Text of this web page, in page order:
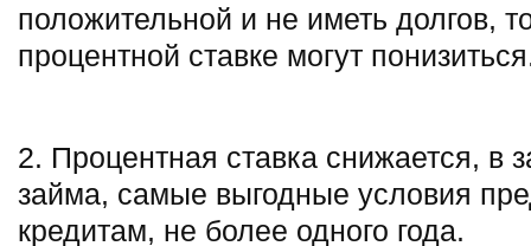
положительной и не иметь долгов,
процентной ставке могут
2. Процентная ставка снижается, в
займа, самые выгодные условия
кредитам, не более одного года.